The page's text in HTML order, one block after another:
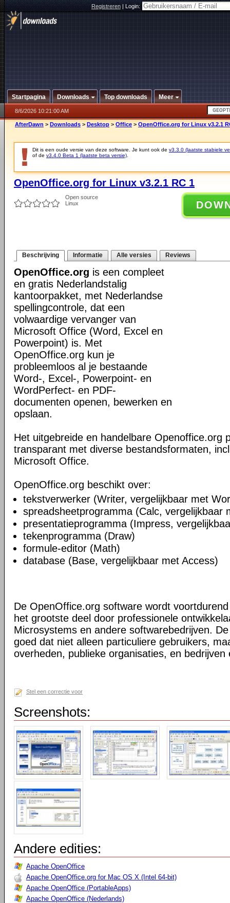
Registreren|Login:
Startpagina Downloads Top downloads Meer
8/6/2026 10:21:00 AM
AfterDawn > Downloads > Desktop > Office > OpenOffice.org for Linux v3.2.1
Dit is een oude versie van deze software. Je kunt ook de v3.3.0 (laatste stabiele
of de v3.4.0 Beta 1 (laatste beta versie)
OpenOffice.org for Linux v3.2.1 RC 1
Open source
Linux
Beschrijving Informatie Alle versies Reviews
OpenOffice.org is een compleet
en gratis Nederlandstalig
kantoorpakket, met Nederlandse
spellingcontrole, dat een
volwaardige vervanger van
Microsoft Office (Word, Excel en
Powerpoint) is. Met
OpenOffice.org kun je
probleemloos al je bestaande
Word-, Excel-, Powerpoint- en
WordPerfect- en PDF-
documenten openen, bewerken en
opslaan.
Het uitgebreide en handelbare Openoffice.org
transparant met diverse bestandsformaten,
Microsoft Office.
OpenOffice.org beschikt over:
tekstverwerker (Writer, vergelijkbaar met
spreadsheetprogramma (Calc, vergelijkbaar
presentatieprogramma (Impress,
tekenprogramma (Draw)
formule-editor (Math)
database (Base, vergelijkbaar met Access)
De OpenOffice.org software wordt
het grootste deel door professionele
Microsystems en andere softwarebedrijven.
goed dat niet alleen particuliere gebruikers,
overheden, publieke organisaties, en
Stel een correctie voor
Screenshots:
Andere edities:
Apache OpenOffice
Apache OpenOffice.org for Mac OS X (Intel 64-bit)
Apache OpenOffice (PortableApps)
Apache OpenOffice (Nederlands)